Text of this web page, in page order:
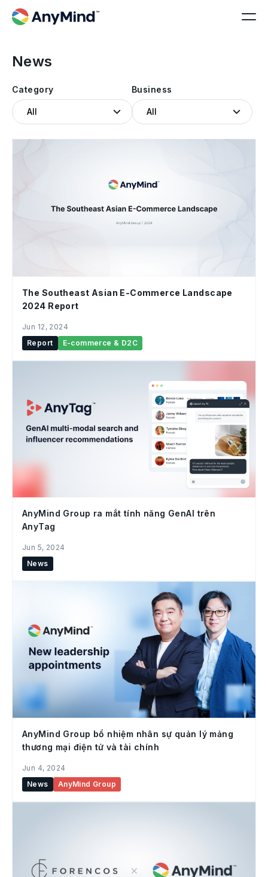
News
Category Business
Report E-commerce & D2C
Jun 12, 2024
The Southeast Asian E-Commerce Landscape
2024 Report
AnyMind Group ra mắt tính năng GenAI trên
AnyTag
Jun 5, 2024
News
AnyMind Group bổ nhiệm nhân sự quản lý mảng
thương mại điện tử và tài chính
Jun 4, 2024
News
AnyMind Group